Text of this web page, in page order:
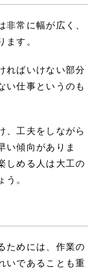
常に幅が広く、
す。
ればいけない部分
い仕事というのも
、工夫をしながら
い傾向がありま
しめる人は大工の
。
ためには、作業の
いであることも重